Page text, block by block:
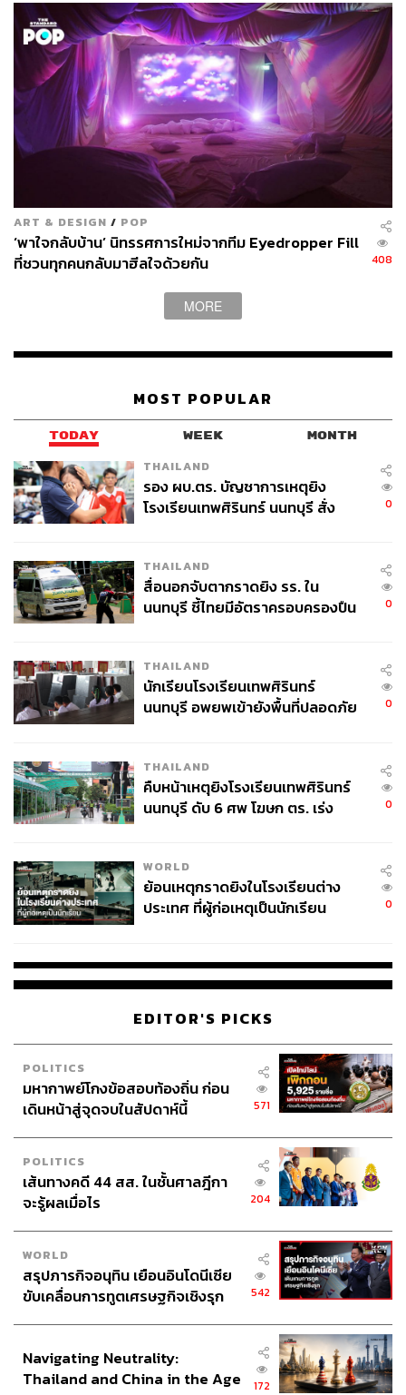
ART & DESIGN / POP
‘พาใจกลับบ้าน’ นิทรรศการใหม่จากทีม Eyedropper Fill
ที่ชวนทุกคนกลับมาฮีลใจด้วยกัน
408
MORE
MOST POPULAR
TODAY WEEK MONTH
THAILAND
รอง ผบ.ตร. บัญชาการเหตุยิง
โรงเรียนเทพศิรินทร์ นนทบุรี สั่ง
0
THAILAND
สื่อนอกจับตากราดยิง รร. ใน
นนทบุรี ชี้ไทยมีอัตราครอบครองปืน
0
THAILAND
นักเรียนโรงเรียนเทพศิรินทร์
นนทบุรี อพยพเข้ายังพื้นที่ปลอดภัย
0
THAILAND
คืบหน้าเหตุยิงโรงเรียนเทพศิรินทร์
นนทบุรี ดับ 6 ศพ โฆษก ตร. เร่ง
0
WORLD
ย้อนเหตุกราดยิงในโรงเรียนต่าง
ประเทศ ที่ผู้ก่อเหตุเป็นนักเรียน
0
EDITOR'S PICKS
POLITICS
มหากาพย์โกงข้อสอบท้องถิ่น ก่อน
เดินหน้าสู่จุดจบในสัปดาห์นี้
571
POLITICS
เส้นทางคดี 44 สส. ในชั้นศาลฎีกา
จะรู้ผลเมื่อไร
204
WORLD
สรุปภารกิจอนุทิน เยือนอินโดนีเซีย
ขับเคลื่อนการทูตเศรษฐกิจเชิงรุก
542
Navigating Neutrality:
Thailand and China in the Age
172